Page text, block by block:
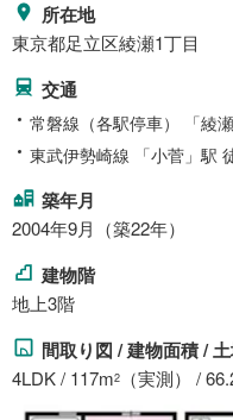
所在地
東京都足立区綾瀬1丁目
交通
常磐線（各駅停車） 「綾
東武伊勢崎線 「小菅」駅
築年月
2004年9月（築22年）
建物階
地上3階
間取り図 / 建物面積 /
4LDK / 117m2 （実測） /